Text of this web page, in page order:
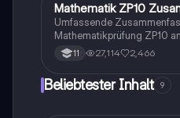
Mathe
Mathematik ZP10
Umfassende
Mathematikprüfung ZP10
zentrale Themen wie
exponentielle Funktionen,
Zinsrechnung. Ideal zur
und zur Vertiefung
11 27,114 2,466
Beliebtester Inhalt 9